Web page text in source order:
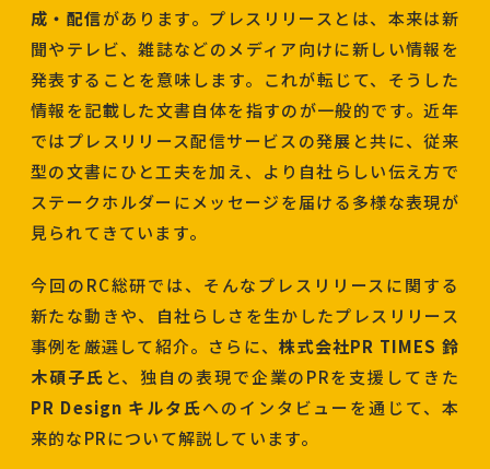
成・配信があります。プレスリリースとは、本来は新
聞やテレビ、雑誌などのメディア向けに新しい情報を
発表することを意味します。これが転じて、そうした
情報を記載した文書自体を指すのが一般的です。近年
ではプレスリリース配信サービスの発展と共に、従来
型の文書にひと工夫を加え、より自社らしい伝え方で
ステークホルダーにメッセージを届ける多様な表現が
見られてきています。
今回のRC総研では、そんなプレスリリースに関する
新たな動きや、自社らしさを生かしたプレスリリース
事例を厳選して紹介。さらに、株式会社PR TIMES 鈴
木碩子氏 と、独自の表現で企業のPRを支援してきた
PR Design キルタ氏へのインタビューを通じて、本
来的なPRについて解説しています。